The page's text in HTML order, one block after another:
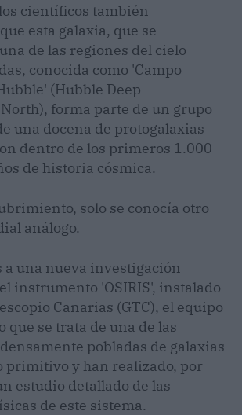
científicos también
esta galaxia, que se
de las regiones del cielo
conocida como 'Campo
(Hubble Deep
forma parte de un grupo
una docena de protogalaxias
dentro de los primeros 1.000
de historia cósmica.
solo se conocía otro
análogo.
a una nueva investigación
instrumento 'OSIRIS', instalado
Canarias (GTC), el equipo
que se trata de una de las
pobladas de galaxias
primitivo y han realizado, por
estudio detallado de las
de este sistema.